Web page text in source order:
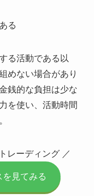
る
る活動である以
めない場合があり
銭的な負担は少な
を使い、活動時間
レーディング ／
見てみる